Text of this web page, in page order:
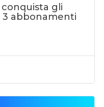
gli
3 abbonamenti